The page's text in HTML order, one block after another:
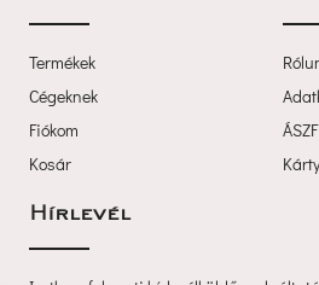
Termékek
Cégeknek
Fiókom
Kosár
ÁSZF
Hírlevél